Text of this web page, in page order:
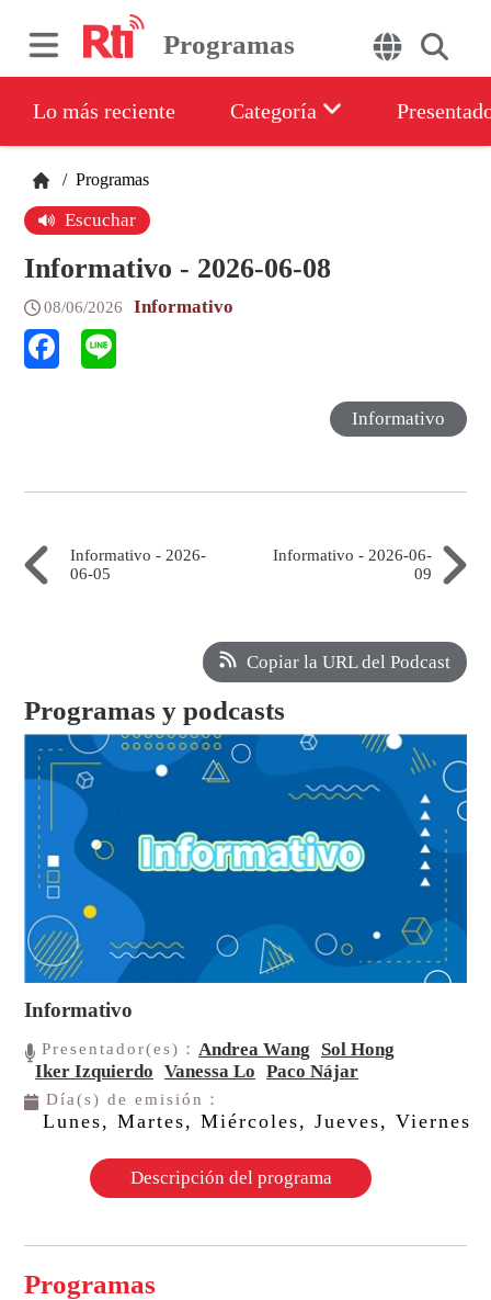
Programas
Lo más reciente Categoría
/ Programas
Escuchar
Informativo - 2026-06-08
08/06/2026 Informativo
Informativo
Informativo - 2026-
06-05
Informativo - 2026-06-
09
Copiar la URL del Podcast
Programas y podcasts
Informativo
Presentador(es)： Andrea Wang
Sol Hong
Iker Izquierdo Vanessa Lo Paco Nájar
Día(s) de emisión：
Lunes, Martes, Miércoles, Jueves, Viernes
Descripción del programa
Programas